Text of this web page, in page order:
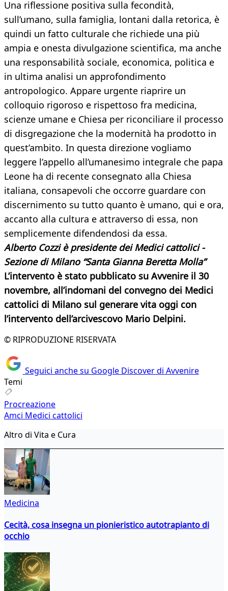
Una riflessione positiva sulla fecondità,
sull’umano, sulla famiglia, lontani dalla retorica, è
quindi un fatto culturale che richiede una più
ampia e onesta divulgazione scientifica, ma anche
una responsabilità sociale, economica, politica e
in ultima analisi un approfondimento
antropologico. Appare urgente riaprire un
colloquio rigoroso e rispettoso fra medicina,
scienze umane e Chiesa per riconciliare il processo
di disgregazione che la modernità ha prodotto in
quest’ambito. In questa direzione vogliamo
leggere l’appello all’umanesimo integrale che papa
Leone ha di recente consegnato alla Chiesa
italiana, consapevoli che occorre guardare con
discernimento su tutto quanto è umano, qui e ora,
accanto alla cultura e attraverso di essa, non
semplicemente difendendosi da essa.
Alberto Cozzi è presidente dei Medici cattolici -
Sezione di Milano “Santa Gianna Beretta Molla”
L’intervento è stato pubblicato su Avvenire il 30
novembre, all’indomani del convegno dei Medici
cattolici di Milano sul generare vita oggi con
l’intervento dell’arcivescovo Mario Delpini.
© RIPRODUZIONE RISERVATA
Seguici anche su Google Discover di Avvenire
Temi
Procreazione
Amci Medici cattolici
Altro di Vita e Cura
Medicina
Cecità, cosa insegna un pionieristico autotrapianto di
occhio